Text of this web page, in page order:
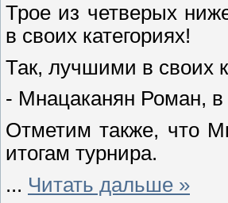
Трое из четверых
в своих категориях!
Так, лучшими в своих
- Мнацаканян Роман, в
Отметим также, что
итогам турнира.
... Читать дальше »